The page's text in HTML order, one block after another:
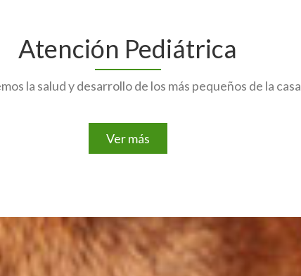
Atención Pediátrica
la salud y desarrollo de los más pequeños de la casa
Ver más